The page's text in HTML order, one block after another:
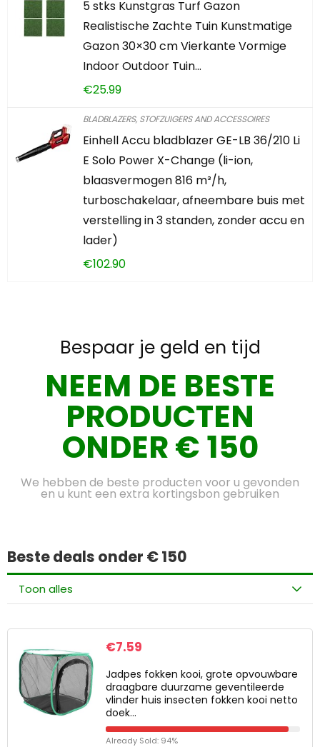
5 stks Kunstgras Turf Gazon
Realistische Zachte Tuin Kunstmatige
Gazon 30×30 cm Vierkante Vormige
Indoor Outdoor Tuin…
€25.99
BLADBLAZERS, STOFZUIGERS AND ACCESSOIRES
Einhell Accu bladblazer GE-LB 36/210 Li
E Solo Power X-Change (li-ion,
blaasvermogen 816 m³/h,
turboschakelaar, afneembare buis met
verstelling in 3 standen, zonder accu en
lader)
€102.90
Bespaar je geld en tijd
NEEM DE BESTE
PRODUCTEN
ONDER € 150
We hebben de beste producten voor u gevonden
en u kunt een extra kortingsbon gebruiken
Beste deals onder € 150
Toon alles
€7.59
Jadpes fokken kooi, grote opvouwbare
draagbare duurzame geventileerde
vlinder huis insecten fokken kooi netto
doek…
Already Sold: 94%